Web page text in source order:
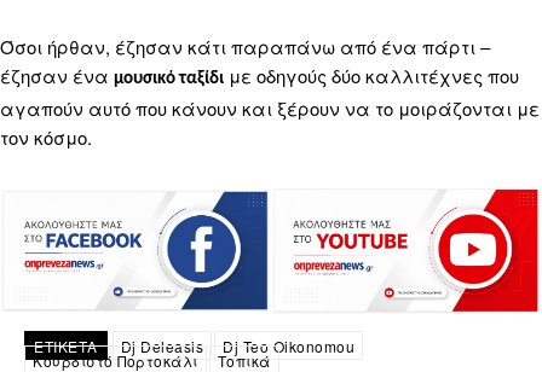
Όσοι ήρθαν, έζησαν κάτι παραπάνω από ένα πάρτι –
έζησαν ένα μουσικό ταξίδι με οδηγούς δύο καλλιτέχνες που
αγαπούν αυτό που κάνουν και ξέρουν να το μοιράζονται με
τον κόσμο.
ΕΤΙΚΕΤΑ Dj Deleasis Dj Teo Oikonomou
Κουρδιστό Πορτοκάλι Τοπικά